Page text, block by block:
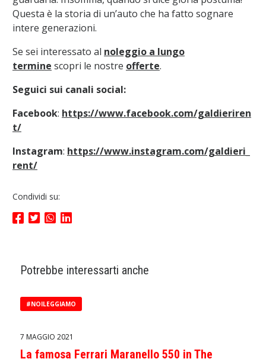
Questa è la storia di un’auto che ha fatto sognare
intere generazioni.
Se sei interessato al noleggio a lungo
termine scopri le nostre offerte.
Seguici sui canali social:
Facebook: https://www.facebook.com/galdieriren
t/
Instagram: https://www.instagram.com/galdieri_
rent/
Condividi su:
Potrebbe interessarti anche
#NOILEGGIAMO
7 MAGGIO 2021
La famosa Ferrari Maranello 550 in The